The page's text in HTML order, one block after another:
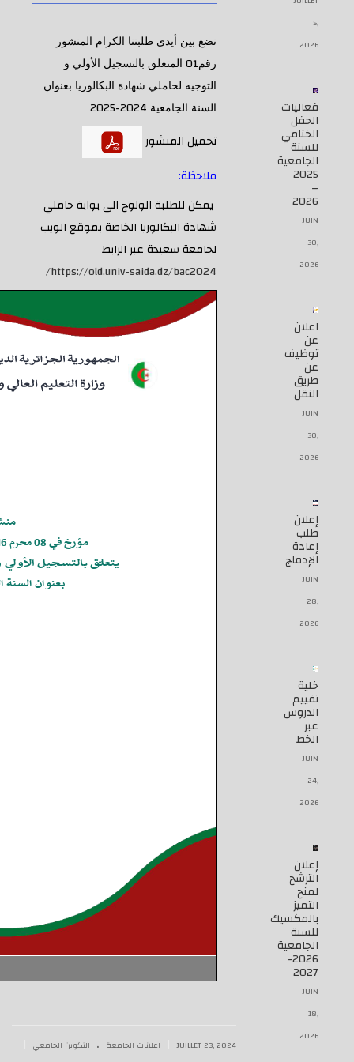
نضع بين أيدي طلبتنا الكرام المنشور
رقم01 المتعلق بالتسجيل اﻷولي و
التوجيه لحاملي شهادة البكالوريا بعنوان
السنة الجامعية 2024-2025
تحميل المنشور
ملاحظة:
يمكن للطلبة الولوج الى بوابة حاملي
شهادة البكالوريا الخاصة بموقع الويب
لجامعة سعيدة عبر الرابط
https://old.univ-saida.dz/bac2024/
JUILLET 23, 2024 اعلانات الجامعة . التكوين الجامعي
5,
2026
فعاليات
الحفل
الختامي
للسنة
الجامعية
2025
–
2026
JUIN
30,
2026
اعلان
عن
توظيف
عن
طريق
النقل
JUIN
30,
2026
إعلان
طلب
إعادة
الإدماج
JUIN
28,
2026
خلية
تقييم
الدروس
عبر
الخط
JUIN
24,
2026
إعلان
الترشح
لمنح
التميز
بالمكسيك
للسنة
الجامعية
2026-
2027
JUIN
18,
2026